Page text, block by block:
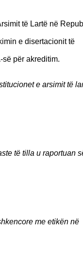
të Lartë në
e disertacionit të
për akreditim.
e arsimit të
të tilla u raportuan
me etikën në